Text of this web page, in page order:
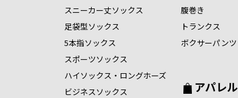
スニーカー丈ソックス
足袋型ソックス
5本指ソックス
スポーツソックス
ハイソックス・ロングホーズ
ビジネスソックス
腹巻き
トランクス
ボクサーパンツ
アパレル